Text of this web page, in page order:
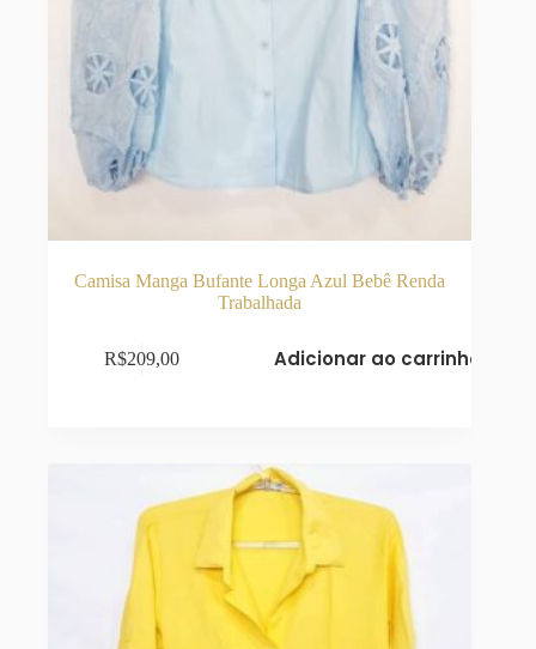
Camisa Manga Bufante Longa Azul Bebê Renda
Trabalhada
R$209,00 Adicionar ao carrinho